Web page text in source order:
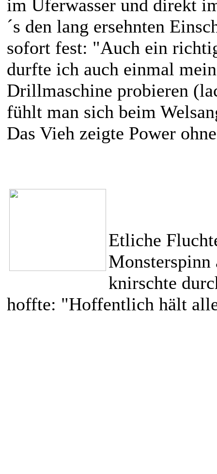
im Uferwasser und direkt
´s den lang ersehnten
sofort fest: "Auch ein
durfte ich auch einmal
Drillmaschine probieren
fühlt man sich beim
Das Vieh zeigte Power
Etliche
Monsterspinn
knirschte
hoffte: "Hoffentlich hält